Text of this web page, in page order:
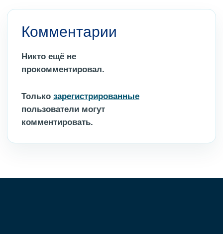
Комментарии
Никто ещё не
прокомментировал.
Только зарегистрированные
пользователи могут
комментировать.